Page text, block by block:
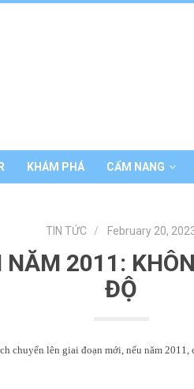
KHÁM PHÁ CẨM NANG
TIN TỨC February 20,
2011:
ĐỘ
chuyển lên giai đoạn mới, nếu năm